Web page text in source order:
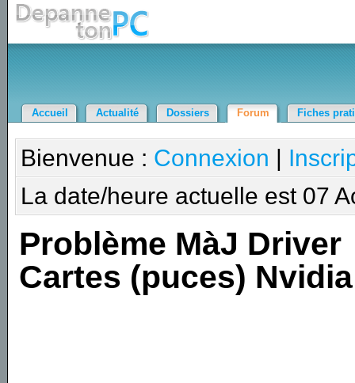
Accueil Actualité Dossiers Forum Fiches
Bienvenue : Connexion |
La date/heure actuelle est 07
Problème MàJ Driver
Cartes (puces) Nvidia